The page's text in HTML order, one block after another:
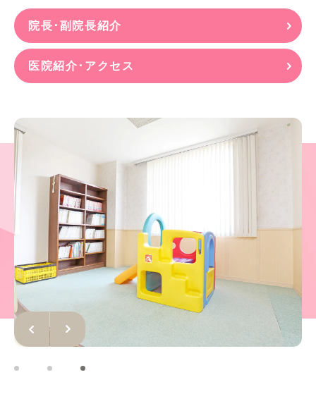
院長･副院長紹介
医院紹介･アクセス